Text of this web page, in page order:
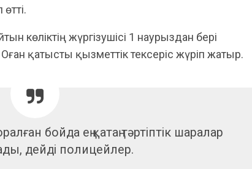
көліктің жүргізушісі 1 наурыздан бері
қатысты қызметтік тексеріс жүріп жатыр.
бойда ең қатаң тәртіптік шаралар
дейді полицейлер.